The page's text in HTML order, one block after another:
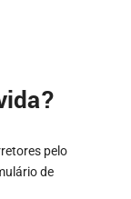
pelo
de